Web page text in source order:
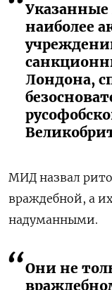
наиболее
Лондона,
МИД назвал
враждебной, а
надуманными.
Они не